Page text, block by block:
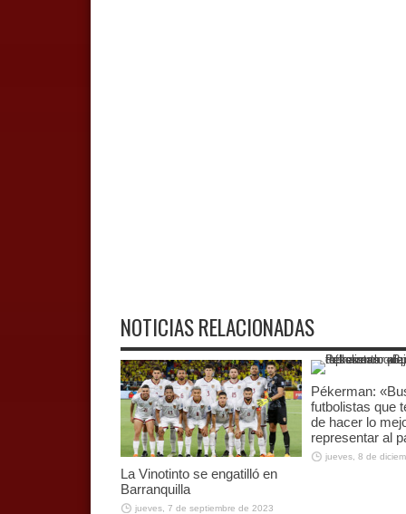
NOTICIAS RELACIONADAS
La Vinotinto se engatilló en
Barranquilla
jueves, 7 de septiembre de 2023
Pékerman:
futbolistas que
de hacer lo
representar al
jueves, 8 de